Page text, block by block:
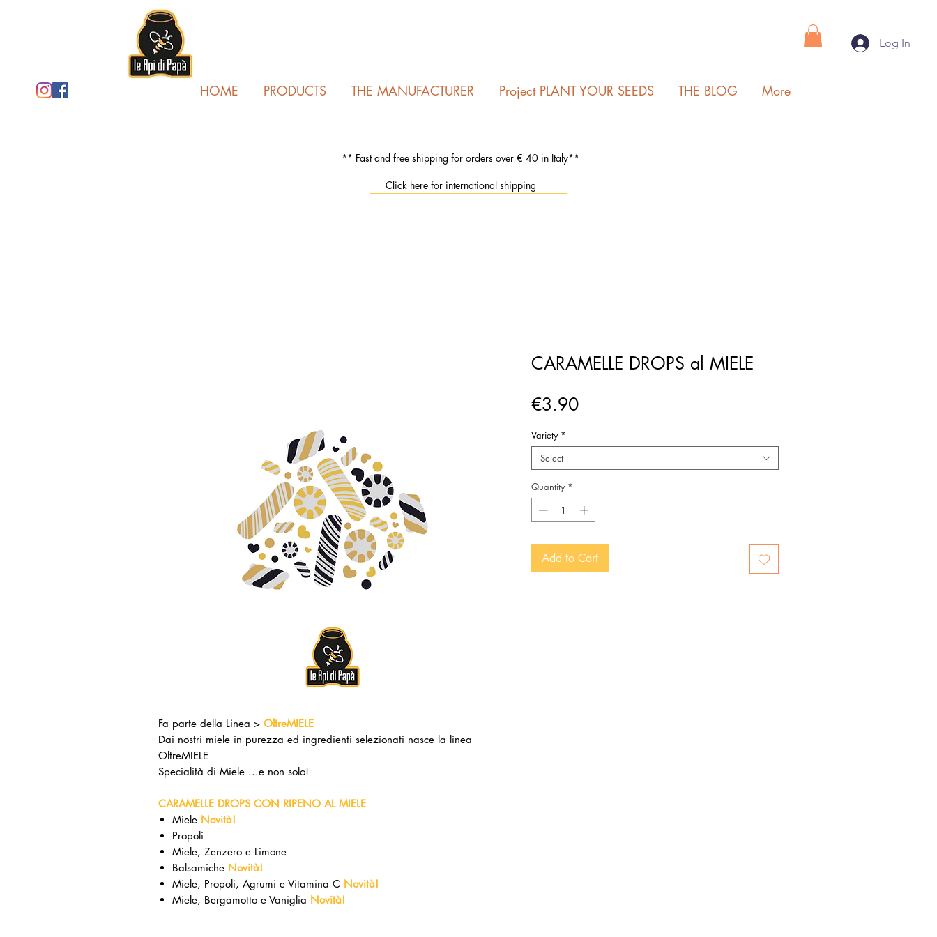
Log In
HOME PRODUCTS THE MANUFACTURER Project PLANT YOUR SEEDS THE BLOG More
** Fast and free shipping for orders over € 40 in Italy**
Click here for international shipping
Fa parte della Linea > OltreMIELE
Dai nostri miele in purezza ed ingredienti selezionati nasce la linea
OltreMIELE
Specialità di Miele ...e non solo!
CARAMELLE DROPS CON RIPENO AL MIELE
Miele Novità!
Propoli
Miele, Zenzero e Limone
Balsamiche Novità!
Miele, Propoli, Agrumi e Vitamina C Novità!
Miele, Bergamotto e Vaniglia Novità!
CARAMELLE DROPS al MIELE
€3.90Price
Variety *
Select
Quantity *
Add to Cart